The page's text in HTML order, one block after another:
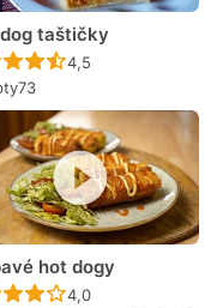
taštičky
Recept ještě nebyl
4,5
hot dogy
Recept ještě nebyl
4,0